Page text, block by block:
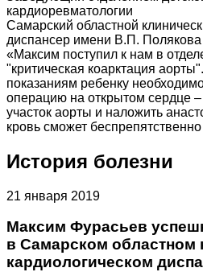
кардиоревматологии
Самарский областной
диспансер имени В.П.
«Максим поступил к нам в
"критическая коарктация
показаниям ребенку
операцию на открытом сердце
участок аорты и наложить
кровь сможет
История болезни
21 января 2019
Максим Фурасьев
в Самарском областном
кардиологическом